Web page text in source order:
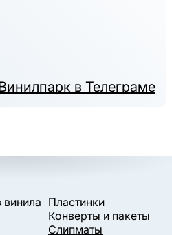
в Телеграме
Пластинки
Конверты и пакеты
Слипматы